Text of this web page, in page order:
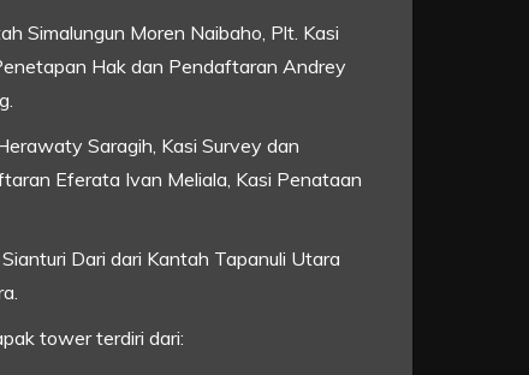
Simalungun Moren Naibaho, Plt. Kasi
Hak dan Pendaftaran Andrey
Saragih, Kasi Survey dan
Eferata Ivan Meliala, Kasi Penataan
Dari dari Kantah Tapanuli Utara
tower terdiri dari: